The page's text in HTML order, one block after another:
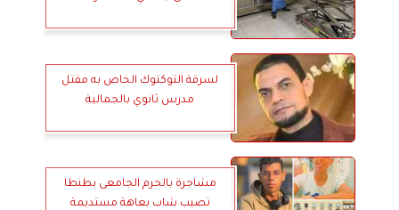
لسرقة التوكتوك الخاص به مقتل
مدرس ثانوي بالجمالية
مشاجرة بالحرم الجامعى بطنطا
تصيب شاب بعاهة مستديمة